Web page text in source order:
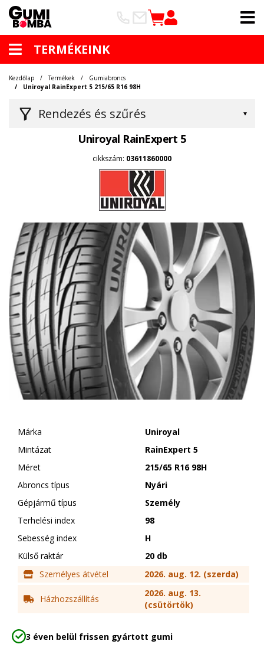
TERMÉKEINK
Rendezés és szűrés
Kezdőlap Termékek
Gumiabroncs
Uniroyal RainExpert 5 215/65 R16 98H
Uniroyal RainExpert 5
cikkszám: 03611860000
Márka
Uniroyal
Mintázat
RainExpert 5
Méret
215/65 R16 98H
Abroncs típus
Nyári
Gépjármű típus
Személy
Terhelési index
98
Sebesség index
H
Külső raktár
20 db
Személyes átvétel
2026. aug. 12. (szerda)
Házhozszállítás
2026. aug. 13.
(csütörtök)
3 éven belül frissen gyártott gumi